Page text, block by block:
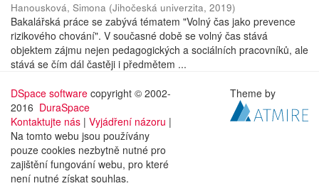
Hanousková, Simona (Jihočeská univerzita, 2019)
Bakalářská práce se zabývá tématem "Volný čas jako prevence
rizikového chování". V současné době se volný čas stává
objektem zájmu nejen pedagogických a sociálních pracovníků, ale
stává se čím dál častěji i předmětem ...
DSpace software copyright © 2002-
2016 DuraSpace
Kontaktujte nás | Vyjádření názoru |
Na tomto webu jsou používány
pouze cookies nezbytně nutné pro
zajištění fungování webu, pro které
není nutné získat souhlas.
Theme by